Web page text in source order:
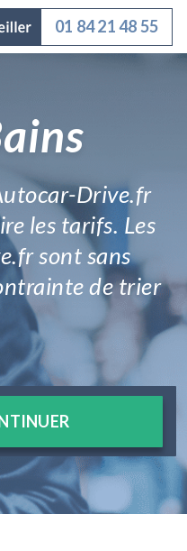
01 84 21 48 55
Drive.fr
les tarifs. Les
sont sans
de trier